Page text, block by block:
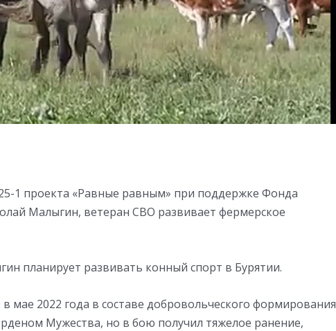
1 проекта «Равные равным» при поддержке Фонда
Малыгин, ветеран СВО развивает фермерское
планирует развивать конный спорт в Бурятии.
мае 2022 года в составе добровольческого формирования
Мужества, но в бою получил тяжелое ранение,